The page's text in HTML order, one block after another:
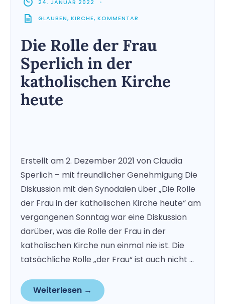
24. JANUAR 2022
•
GLAUBEN, KIRCHE, KOMMENTAR
Die Rolle der Frau
Sperlich in der
katholischen Kirche
heute
Erstellt am 2. Dezember 2021 von Claudia
Sperlich – mit freundlicher Genehmigung Die
Diskussion mit den Synodalen über „Die Rolle
der Frau in der katholischen Kirche heute“ am
vergangenen Sonntag war eine Diskussion
darüber, was die Rolle der Frau in der
katholischen Kirche nun einmal nie ist. Die
tatsächliche Rolle „der Frau“ ist auch nicht …
Weiterlesen →